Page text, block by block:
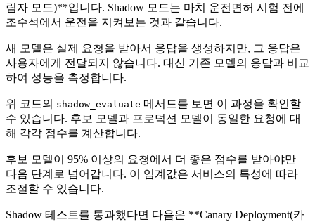
림자 모드)**입니다. Shadow 모드는 마치 운전면허 시험 전에
조수석에서 운전을 지켜보는 것과 같습니다.
새 모델은 실제 요청을 받아서 응답을 생성하지만, 그 응답은
사용자에게 전달되지 않습니다. 대신 기존 모델의 응답과 비교
하여 성능을 측정합니다.
위 코드의 shadow_evaluate 메서드를 보면 이 과정을 확인할
수 있습니다. 후보 모델과 프로덕션 모델이 동일한 요청에 대
해 각각 점수를 계산합니다.
후보 모델이 95% 이상의 요청에서 더 좋은 점수를 받아야만
다음 단계로 넘어갑니다. 이 임계값은 서비스의 특성에 따라
조절할 수 있습니다.
Shadow 테스트를 통과했다면 다음은 **Canary Deployment(카